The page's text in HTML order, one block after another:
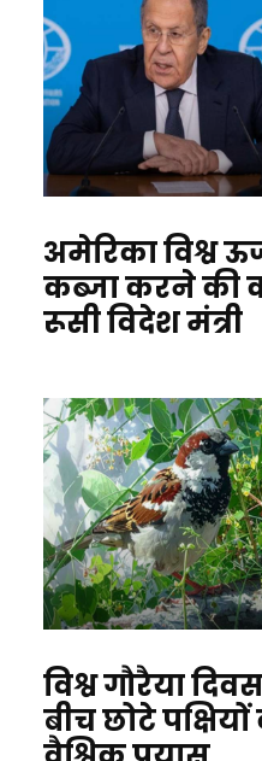
अमेरिका विश्व
कब्जा करने की
रूसी विदेश मंत्री
विश्व गौरैया
बीच छोटे